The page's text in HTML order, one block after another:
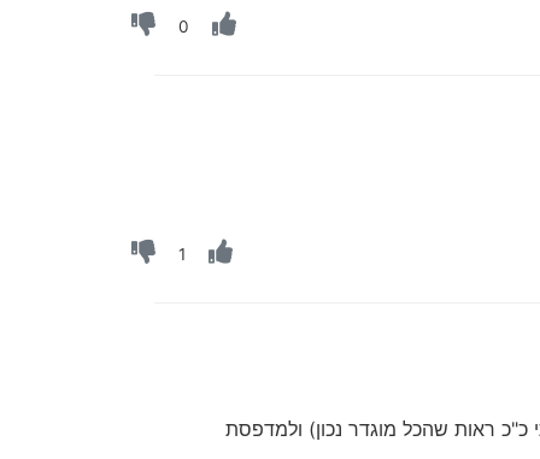
0
1
ראות שהכל מוגדר נכון) ולמדפסת